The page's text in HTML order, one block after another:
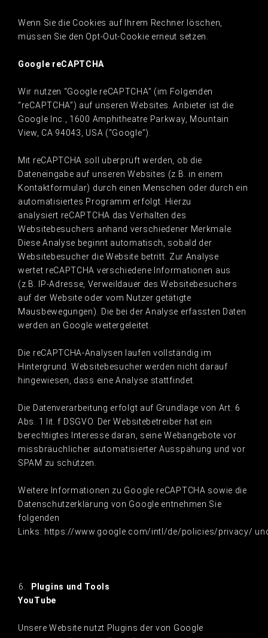
Wenn Sie die Cookies auf Ihrem Rechner löschen,
müssen Sie den Opt-Out-Cookie erneut setzen.
Google reCAPTCHA
Wir nutzen “Google reCAPTCHA” (im Folgenden
“reCAPTCHA”) auf unseren Websites. Anbieter ist die
Google Inc., 1600 Amphitheatre Parkway, Mountain
View, CA 94043, USA (“Google”).
Mit reCAPTCHA soll überprüft werden, ob die
Dateneingabe auf unseren Websites (z.B. in einem
Kontaktformular) durch einen Menschen oder durch ein
automatisiertes Programm erfolgt. Hierzu
analysiert reCAPTCHA das Verhalten des
Websitebesuchers anhand verschiedener Merkmale.
Diese Analyse beginnt automatisch, sobald der
Websitebesucher die Website betritt. Zur Analyse
wertet reCAPTCHA verschiedene Informationen aus
(z.B. IP-Adresse, Verweildauer des Websitebesuchers
auf der Website oder vom Nutzer getätigte
Mausbewegungen). Die bei der Analyse erfassten Daten
werden an Google weitergeleitet.
Die reCAPTCHA-Analysen laufen vollständig im
Hintergrund. Websitebesucher werden nicht darauf
hingewiesen, dass eine Analyse stattfindet.
Die Datenverarbeitung erfolgt auf Grundlage von Art. 6
Abs. 1 lit. f DSGVO. Der Websitebetreiber hat ein
berechtigtes Interesse daran, seine Webangebote vor
missbräuchlicher automatisierter Ausspähung und vor
SPAM zu schützen.
Weitere Informationen zu Google reCAPTCHA sowie die
Datenschutzerklärung von Google entnehmen Sie
folgenden
Links: https://www.google.com/intl/de/policies/privacy/
Plugins und Tools
YouTube
Unsere Website nutzt Plugins der von Google